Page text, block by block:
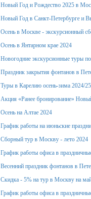
Новый Год и Рождество 2025 в
Новый Год в Санкт-Петербурге и
Осень в Москве - экскурсионный
Осень в Янтарном крае 2024
Новогодние экскурсионные туры
Праздник закрытия фонтанов в
Туры в Карелию осень-зима 2024/25
Акция «Ранее бронирование»
Осень на Алтае 2024
График работы на июньские
Сборный тур в Москву - лето 2024
График работы офиса в
Весенний праздник фонтанов в
Скидка - 5% на тур в Москву на
График работы офиса в